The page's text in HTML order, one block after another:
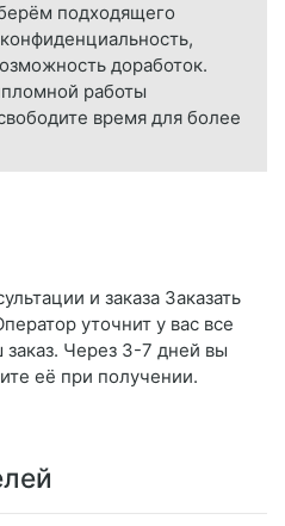
подходящего
доработок.
работы
время для более
и заказа Заказать
уточнит у вас все
Через 3-7 дней вы
её при получении.